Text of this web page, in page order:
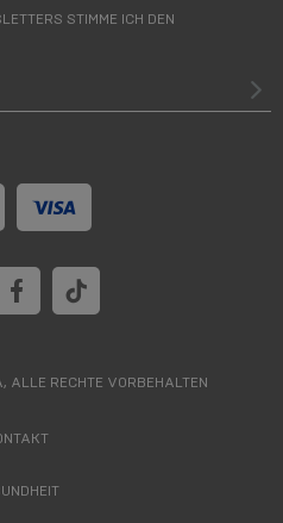
STIMME ICH DEN
RECHTE VORBEHALTEN